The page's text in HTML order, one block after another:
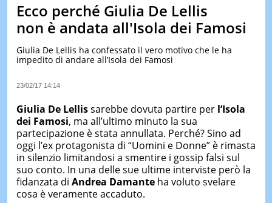
STORIE
& TV
QUIZ
TEST
Ecco perché Giulia De Lellis
non è andata all'Isola dei Famosi
Giulia De Lellis ha confessato il vero motivo che le ha
impedito di andare all’Isola dei Famosi
23/02/17 14:14
Giulia De Lellissarebbe dovuta partire per l’Isola
dei Famosi, ma all’ultimo minuto la sua
partecipazione è stata annullata. Perché? Sino ad
oggi l’ex protagonista di “Uomini e Donne” è rimasta
in silenzio limitandosi a smentire i gossip falsi sul
suo conto. In una delle sue ultime interviste però la
fidanzata di Andrea Damante ha voluto svelare
cosa è veramente accaduto.